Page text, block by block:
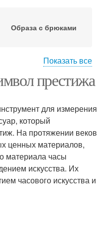
Образа с брюками
Образа с кроссовками
Элегантная женщина
Образа для истинной
Показать все
престижа
для измерения
который
На протяжении веков
ценных материалов,
материала часы
искусства. Их
часового искусства и